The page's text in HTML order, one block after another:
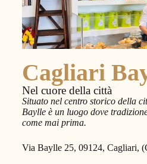
Cagliari
Nel cuore della città
Situato nel centro storico della
Baylle è un luogo dove
come mai prima.
Via Baylle 25, 09124, Cagliari,